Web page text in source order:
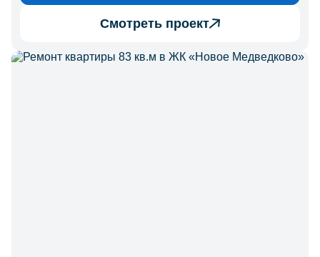
Смотреть проект